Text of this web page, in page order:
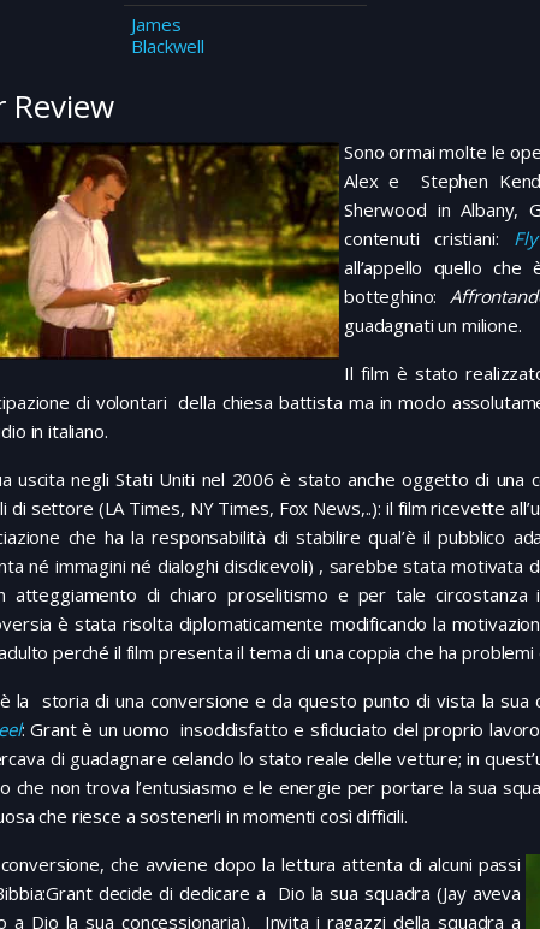
James
Blackwell
Review
Sono ormai molte le
Alex e Stephen
Sherwood in Albany,
contenuti cristiani:
all’appello quello
botteghino:
guadagnati un milione.
Il film è stato
di volontari della chiesa battista ma in modo
in italiano.
uscita negli Stati Uniti nel 2006 è stato anche oggetto di una
di settore (LA Times, NY Times, Fox News,..): il film ricevette
che ha la responsabilità di stabilire qual’è il pubblico
né immagini né dialoghi disdicevoli) , sarebbe stata motivata
atteggiamento di chiaro proselitismo e per tale circostanza
è stata risolta diplomaticamente modificando la
perché il film presenta il tema di una coppia che ha problemi
la storia di una conversione e da questo punto di vista la sua
: Grant è un uomo insoddisfatto e sfiduciato del proprio
di guadagnare celando lo stato reale delle vetture; in
che non trova l’entusiasmo e le energie per portare la sua
che riesce a sostenerli in momenti così difficili.
che avviene dopo la lettura attenta di alcuni passi
decide di dedicare a Dio la sua squadra (Jay aveva
a Dio la sua concessionaria). Invita i ragazzi della squadra a